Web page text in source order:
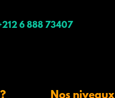
6 888 73407